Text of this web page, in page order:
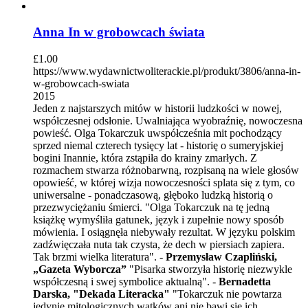
Anna In w grobowcach świata
£1.00
https://www.wydawnictwoliterackie.pl/produkt/3806/anna-in-
w-grobowcach-swiata
2015
Jeden z najstarszych mitów w historii ludzkości w nowej,
współczesnej odsłonie. Uwalniająca wyobraźnię, nowoczesna
powieść. Olga Tokarczuk uwspółcześnia mit pochodzący
sprzed niemal czterech tysięcy lat - historię o sumeryjskiej
bogini Inannie, która zstąpiła do krainy zmarłych. Z
rozmachem stwarza różnobarwną, rozpisaną na wiele głosów
opowieść, w której wizja nowoczesności splata się z tym, co
uniwersalne - ponadczasową, głęboko ludzką historią o
przezwyciężaniu śmierci. "Olga Tokarczuk na tę jedną
książkę wymyśliła gatunek, język i zupełnie nowy sposób
mówienia. I osiągnęła niebywały rezultat. W języku polskim
zadźwięczała nuta tak czysta, że dech w piersiach zapiera.
Tak brzmi wielka literatura". - Przemysław Czapliński,
„Gazeta Wyborcza” "Pisarka stworzyła historię niezwykle
współczesną i swej symbolice aktualną". - Bernadetta
Darska, "Dekada Literacka" "Tokarczuk nie powtarza